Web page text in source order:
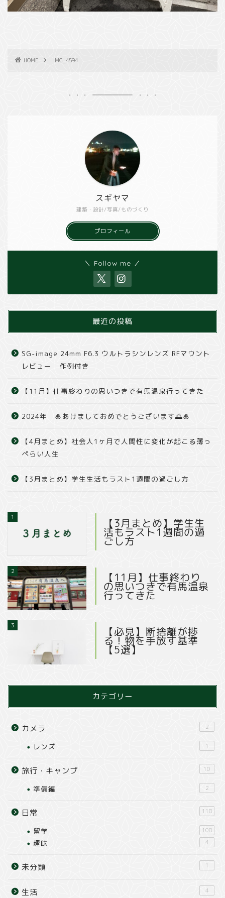
HOME IMG_4594
建築・設計/写真/ものづくり
スギヤマ
プロフィール
＼ Follow me ／
最近の投稿
SG-image 24mm F6.3 ウルトラシンレンズ RFマウント
レビュー 作例付き
【11月】仕事終わりの思いつきで有馬温泉行ってきた
2024年 🎍あけましておめでとうございます🌅🎍
【4月まとめ】社会人1ヶ月で人間性に変化が起こる薄っ
ぺらい人生
【3月まとめ】学生生活もラスト1週間の過ごし方
1 【3月まとめ】学生生
活もラスト1週間の過
ごし方
2 【11月】仕事終わり
の思いつきで有馬温泉
行ってきた
3 【必見】断捨離が捗
る！物を手放す基準
【5選】
カテゴリー
カメラ 2
レンズ 1
旅行・キャンプ 10
準備編 2
日常 118
留学 108
趣味 4
未分類 1
生活 4